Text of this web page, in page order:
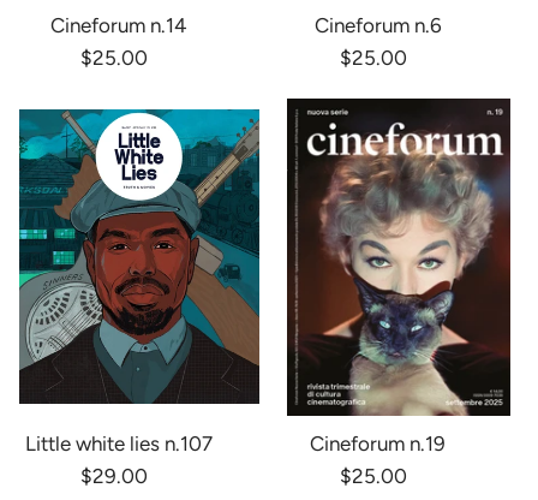
Cineforum n.14
$25.00
Cineforum n.6
$25.00
Little white lies n.107
$29.00
Cineforum n.19
$25.00